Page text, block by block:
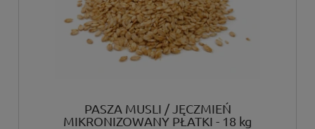
PASZA MUSLI / JĘCZMIEŃ
MIKRONIZOWANY PŁATKI - 18 kg